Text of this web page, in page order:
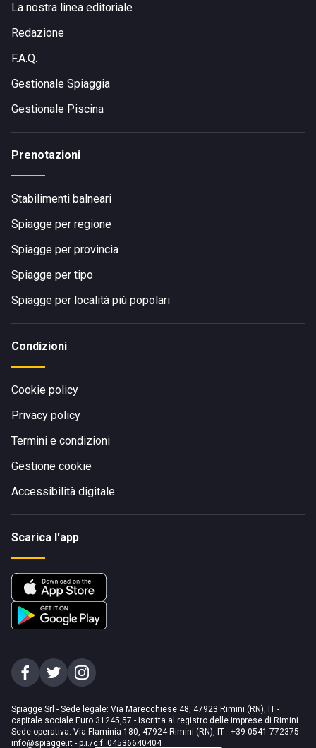
La nostra linea editoriale
Redazione
F.A.Q.
Gestionale Spiaggia
Gestionale Piscina
Prenotazioni
Stabilimenti balneari
Spiagge per regione
Spiagge per provincia
Spiagge per tipo
Spiagge per località più popolari
Condizioni
Cookie policy
Privacy policy
Termini e condizioni
Gestione cookie
Accessibilità digitale
Scarica l'app
Spiagge Srl - Sede legale: Via Marecchiese 48, 47923 Rimini (RN), IT -
capitale sociale Euro 31245,57 - Iscritta al registro delle imprese di Rimini
Sede operativa: Via Flaminia 180, 47924 Rimini (RN), IT - +39 0541 772375 -
info@spiagge.it - p.i./c.f. 04536640404